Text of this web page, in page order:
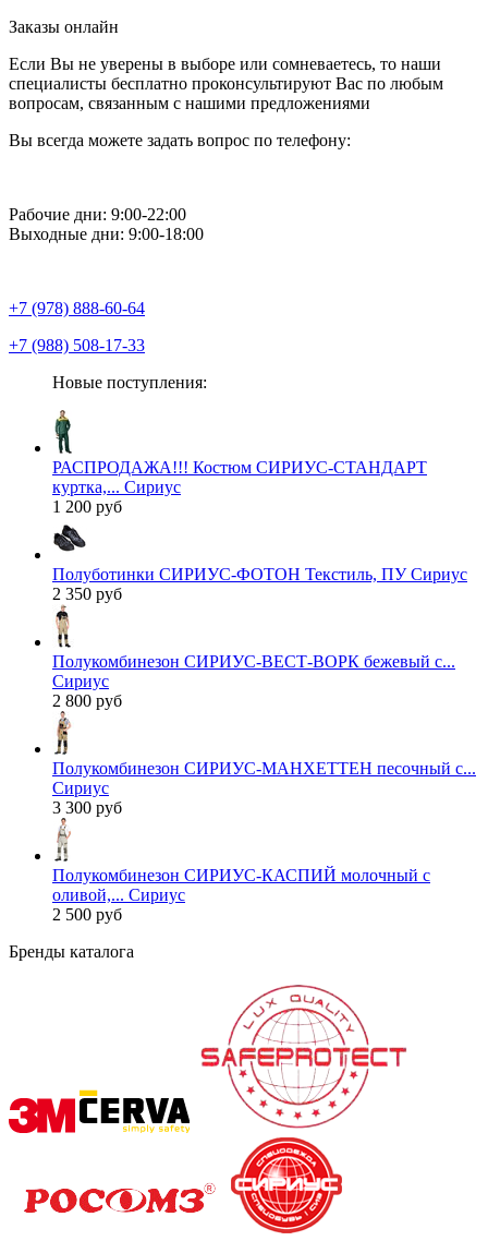
Заказы онлайн
Если Вы не уверены в выборе или сомневаетесь, то наши
специалисты бесплатно проконсультируют Вас по любым
вопросам, связанным с нашими предложениями
Вы всегда можете задать вопрос по телефону:
Рабочие дни: 9:00-22:00
Выходные дни: 9:00-18:00
+7 (978) 888-60-64
+7 (988) 508-17-33
Новые поступления:
РАСПРОДАЖА!!! Костюм СИРИУС-СТАНДАРТ
куртка,... Сириус
1 200 руб
Полуботинки СИРИУС-ФОТОН Текстиль, ПУ Сириус
2 350 руб
Полукомбинезон СИРИУС-ВЕСТ-ВОРК бежевый с...
Сириус
2 800 руб
Полукомбинезон СИРИУС-МАНХЕТТЕН песочный с...
Сириус
3 300 руб
Полукомбинезон СИРИУС-КАСПИЙ молочный с
оливой,... Сириус
2 500 руб
Бренды каталога